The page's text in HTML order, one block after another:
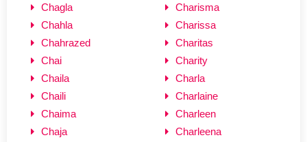
Chagla
Chahla
Chahrazed
Chai
Chaila
Chaili
Chaima
Chaja
Charisma
Charissa
Charitas
Charity
Charla
Charlaine
Charleen
Charleena